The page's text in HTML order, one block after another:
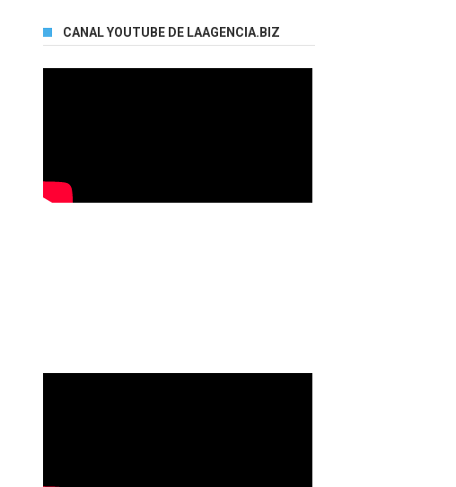
CANAL YOUTUBE DE LAAGENCIA.BIZ